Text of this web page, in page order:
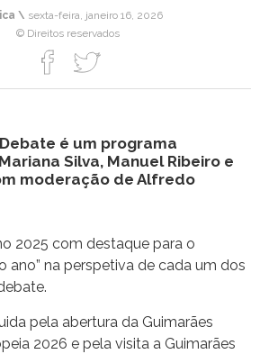
\ sexta-feira, janeiro 16, 2026
© Direitos reservados
é um programa
Silva, Manuel Ribeiro e
moderação de Alfredo
2025 com destaque para o
ano” na perspetiva de cada um dos
pela abertura da Guimarães
2026 e pela visita a Guimarães